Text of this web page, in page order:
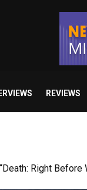
REVIEWS
studio album set